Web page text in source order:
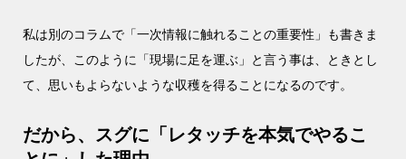
私は別のコラムで「一次情報に触れることの重要性」も書きま
したが、このように「現場に足を運ぶ」と言う事は、ときとし
て、思いもよらないような収穫を得ることになるのです。
だから、スグに「レタッチを本気でやるこ